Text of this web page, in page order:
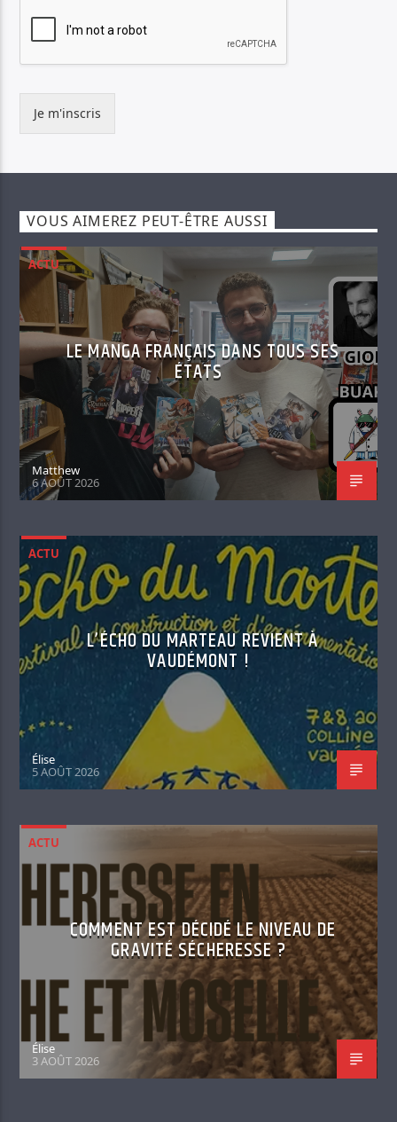
Je m'inscris
VOUS AIMEREZ PEUT-ÊTRE AUSSI
ACTU
LE MANGA FRANÇAIS DANS TOUS SES
ÉTATS
Matthew
6 AOÛT 2026
ACTU
L’ÉCHO DU MARTEAU REVIENT À
VAUDÉMONT !
Élise
5 AOÛT 2026
ACTU
COMMENT EST DÉCIDÉ LE NIVEAU DE
GRAVITÉ SÉCHERESSE ?
Élise
3 AOÛT 2026